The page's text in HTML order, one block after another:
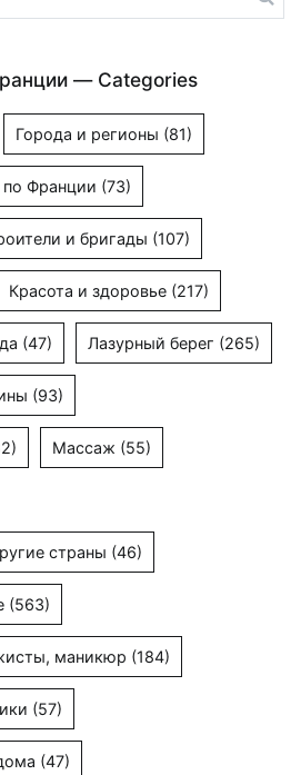
— Categories
Города и регионы (81)
по Франции (73)
и бригады (107)
Красота и здоровье (217)
(47) Лазурный берег (265)
(93)
Массаж (55)
страны (46)
(563)
маникюр (184)
(57)
(47)